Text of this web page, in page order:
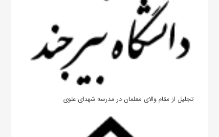
تجلیل از مقام والای معلمان در مدرسه شهدای علوی